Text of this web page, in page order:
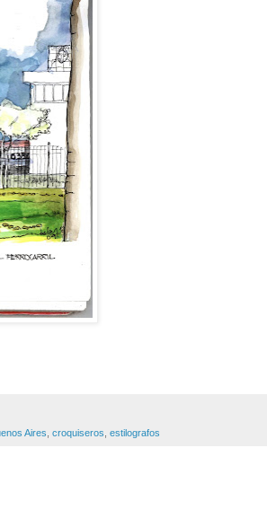
Aires, croquiseros, estilografos